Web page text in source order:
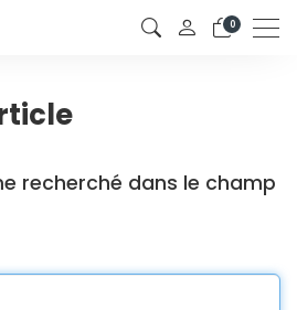
0
recherché dans le champ